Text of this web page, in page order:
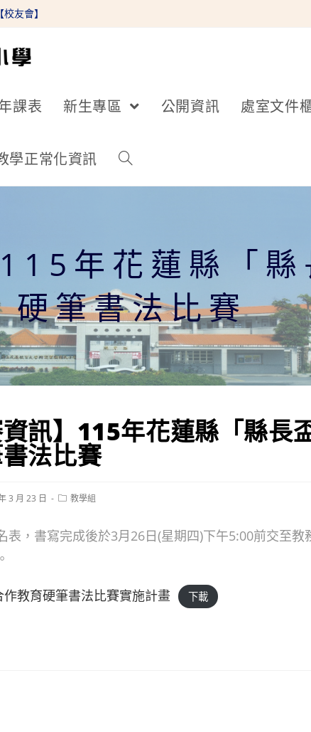
【校友會】
課表 新生專區 公開資訊 處室文件
學正常化資訊
年花蓮縣「縣
硬筆書法比賽
資訊】115年花蓮縣「縣長
法比賽
3 月 23 日
Post教學組
表，書寫完成後於3月26日(星期四)下午5:00前交至教
教育硬筆書法比賽實施計畫 下載